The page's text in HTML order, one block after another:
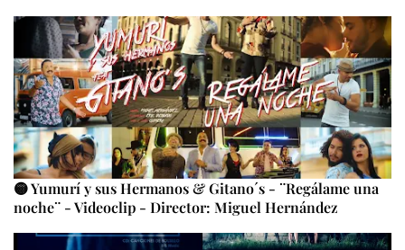
🟡 Yumurí y sus Hermanos & Gitano´s - ¨Regálame una
noche¨ - Videoclip - Director: Miguel Hernández